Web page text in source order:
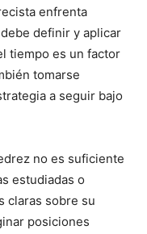
enfrenta
definir y aplicar
tiempo es un factor
tomarse
a seguir bajo
no es suficiente
estudiadas o
claras sobre su
posiciones